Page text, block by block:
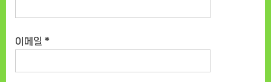
이메일 *